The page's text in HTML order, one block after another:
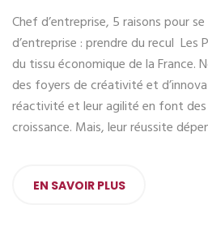
Chef d’entreprise, 5 raisons pour
d’entreprise : prendre du recul
du tissu économique de la France.
des foyers de créativité et
réactivité et leur agilité en font
croissance. Mais, leur réussite
EN SAVOIR PLUS